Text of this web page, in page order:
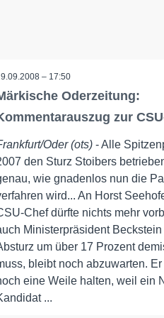
– 17:50
Oderzeitung:
zur
Oder (ots) - Alle
den Sturz Stoibers
wie gnadenlos nun die
wird... An Horst
Chef dürfte nichts mehr
Ministerpräsident
um über 17 Prozent
bleibt noch abzuwarten.
eine Weile halten, weil ein
...